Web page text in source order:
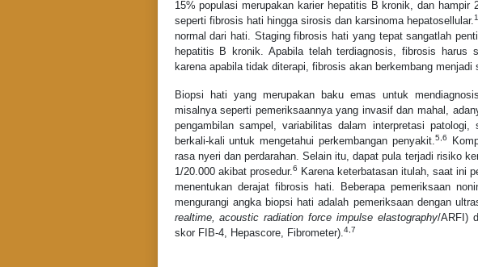
15% populasi merupakan karier hepatitis B kronik, dan
seperti fibrosis hati hingga sirosis dan karsinoma hepatosellular.
normal dari hati. Staging fibrosis hati yang tepat sangatlah
hepatitis B kronik. Apabila telah terdiagnosis, fibrosis harus
karena apabila tidak diterapi, fibrosis akan berkembang menjadi
Biopsi hati yang merupakan baku emas untuk
misalnya seperti pemeriksaannya yang invasif dan mahal,
pengambilan sampel, variabilitas dalam interpretasi
berkali-kali untuk mengetahui perkembangan penyakit.5,6
rasa nyeri dan perdarahan. Selain itu, dapat pula terjadi risiko
1/20.000 akibat prosedur. 6
Karena keterbatasan itulah, saat ini
menentukan derajat fibrosis hati. Beberapa pemeriksaan
mengurangi angka biopsi hati adalah pemeriksaan dengan
realtime, acoustic radiation force impulse elastography/ARFI)
skor FIB-4, Hepascore, Fibrometer). 4,7